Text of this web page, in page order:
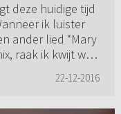
deze huidige tijd
ik luister
ander lied “Mary
raak ik kwijt wat
22-12-2016